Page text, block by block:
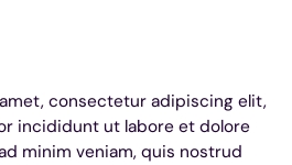
consectetur adipiscing elit,
incididunt ut labore et dolore
minim veniam, quis nostrud